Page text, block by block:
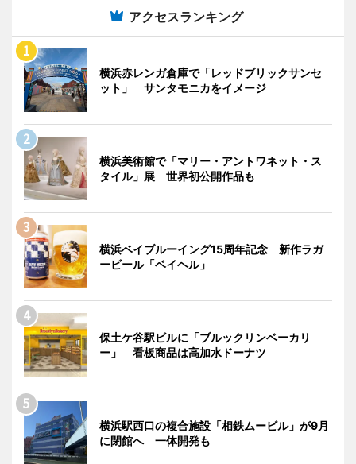
アクセスランキング
横浜赤レンガ倉庫で「レッドブリックサンセ
ット」 サンタモニカをイメージ
横浜美術館で「マリー・アントワネット・ス
タイル」展 世界初公開作品も
横浜ベイブルーイング15周年記念 新作ラガ
ービール「ベイヘル」
保土ケ谷駅ビルに「ブルックリンベーカリ
ー」 看板商品は高加水ドーナツ
横浜駅西口の複合施設「相鉄ムービル」が9月
に閉館へ 一体開発も